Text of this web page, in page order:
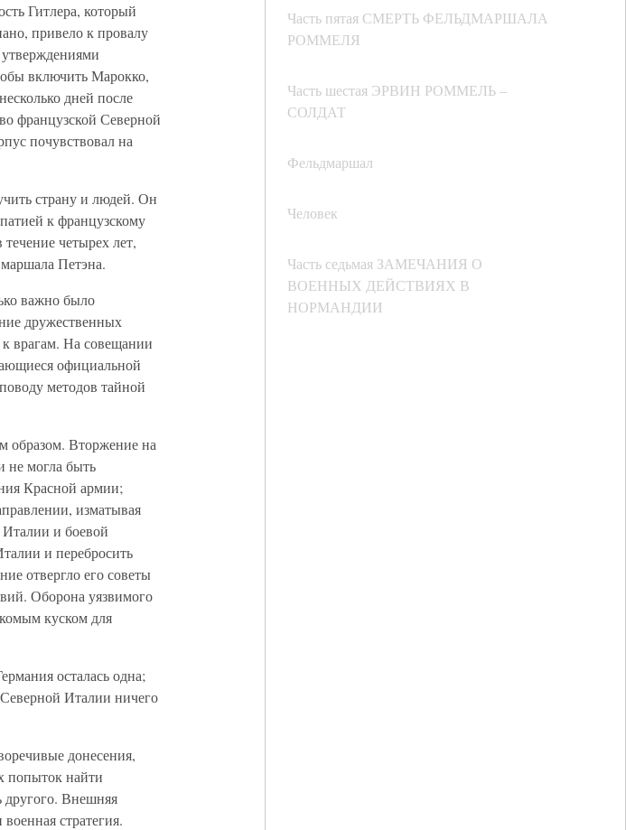
Часть пятая СМЕРТЬ ФЕЛЬДМАРШАЛА
РОММЕЛЯ
Часть шестая ЭРВИН РОММЕЛЬ –
СОЛДАТ
Фельдмаршал
Человек
Часть седьмая ЗАМЕЧАНИЯ О
ВОЕННЫХ ДЕЙСТВИЯХ В
НОРМАНДИИ
Гитлера, который
привело к провалу
утверждениями
включить Марокко,
дней после
французской Северной
почувствовал на
страну и людей. Он
к французскому
четырех лет,
Петэна.
важно было
дружественных
к врагам. На совещании
официальной
методов тайной
образом. Вторжение на
не могла быть
Красной армии;
изматывая
и боевой
и перебросить
отвергло его советы
Оборона уязвимого
куском для
осталась одна;
Италии ничего
донесения,
попыток найти
другого. Внешняя
стратегия.